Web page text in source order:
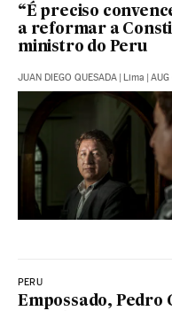
“É preciso
a reformar a
ministro do Peru
JUAN DIEGO QUESADA Lima
PERU
Empossado, Pedro